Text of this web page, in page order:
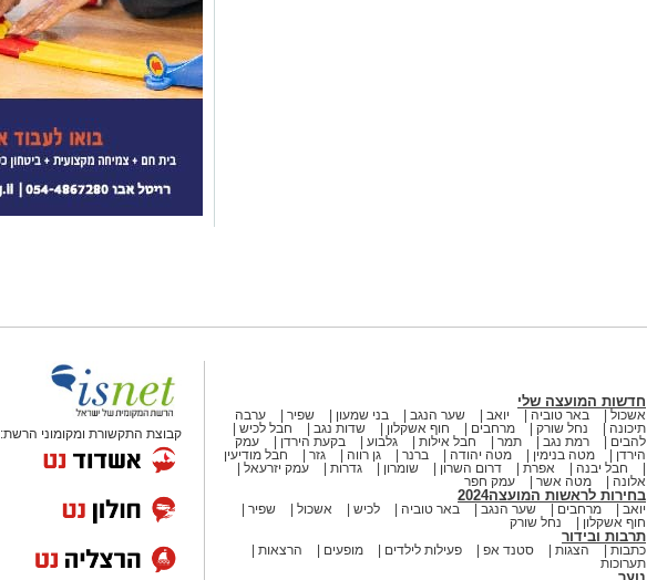
חדשות המועצה שלי
אשכול באר טוביה יואב שער הנגב בני שמעון שפיר
ערבה
תיכונה
נחל שורק מרחבים חוף אשקלון שדות נגב
חבל לכיש
להבים
רמת נגב תמר חבל אילות גלבוע בקעת הירדן
עמק
הירדן
מטה בנימין מטה יהודה ברנר גן רווה גזר
חבל מודיעין
חבל יבנה
אפרת דרום השרון שומרון גדרות
עמק יזרעאל
אלונה
מטה אשר עמק חפר
בחירות לראשות המועצה2024
יואב מרחבים שער הנגב באר טוביה לכיש אשכול
שפיר
חוף אשקלון
נחל שורק
תרבות ובידור
כתבות הצגות סטנד אפ פעילות לילדים מופעים
הרצאות
תערוכות
קבוצת התקשורת ומקומוני הרשת: